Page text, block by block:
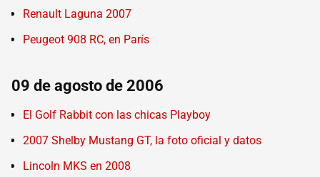
Renault Laguna 2007
Peugeot 908 RC, en París
09 de agosto de 2006
El Golf Rabbit con las chicas Playboy
2007 Shelby Mustang GT, la foto oficial y datos
Lincoln MKS en 2008